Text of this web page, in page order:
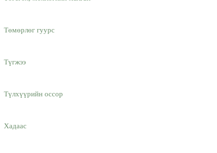
Төмөрлөг гуурс
Түгжээ
Түлхүүрийн оссор
Хадаас